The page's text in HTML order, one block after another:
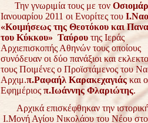
Την γνωριμία τους με τον
Ιανουαρίου 2011 οι Ενορίτες του
«Κοιμήσεως της Θεοτόκου και
του Κύκκου» Ταύρου της Ιεράς
Αρχιεπισκοπής Αθηνών τους οποίους
συνόδευαν οι δύο πανάξιοι και
τους Ποιμένες ο Προϊστάμενος του
Αρχιμ.π.Ραφαήλ Καρακεχαγιάς και ο
Εφημέριος π.Ιωάννης Φλαριώτης.
Αρχικά επισκέφθηκαν την
Ι.Μονή Αγίου Νικολάου του Νέου